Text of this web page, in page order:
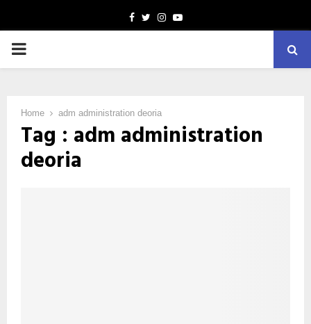
Facebook
TwitterInstagram
Youtube
PRIMARY
Home adm administration deoria
Tag : adm administration
deoria